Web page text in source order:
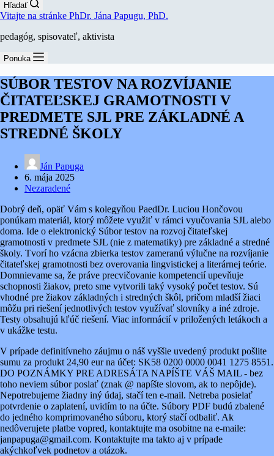
Hľadať
Vitajte na stránke PhDr. Jána Papugu, PhD.
pedagóg, spisovateľ, aktivista
Ponuka
SÚBOR TESTOV NA ROZVÍJANIE
ČITATEĽSKEJ GRAMOTNOSTI V
PREDMETE SJL PRE ZÁKLADNÉ A
STREDNÉ ŠKOLY
Ján Papuga
6. mája 2025
Nezaradené
Dobrý deň, opäť Vám s kolegyňou PaedDr. Luciou Hončovou
ponúkam materiál, ktorý môžete využiť v rámci vyučovania SJL alebo
doma. Ide o elektronický Súbor testov na rozvoj čitateľskej
gramotnosti v predmete SJL (nie z matematiky) pre základné a stredné
školy. Tvorí ho vzácna zbierka testov zameranú výlučne na rozvíjanie
čitateľskej gramotnosti bez overovania lingvistickej a literárnej teórie.
Domnievame sa, že práve precvičovanie kompetencií upevňuje
schopnosti žiakov, preto sme vytvorili taký vysoký počet testov. Sú
vhodné pre žiakov základných i stredných škôl, pričom mladší žiaci
môžu pri riešení jednotlivých testov využívať slovníky a iné zdroje.
Testy obsahujú kľúč riešení. Viac informácií v priložených letákoch a
v ukážke testu.
V prípade definitívneho záujmu o náš vyššie uvedený produkt pošlite
sumu za produkt 24,90 eur na účet: SK58 0200 0000 0041 1275 8551.
DO POZNÁMKY PRE ADRESÁTA NAPÍŠTE VÁŠ MAIL - bez
toho neviem súbor poslať (znak @ napíšte slovom, ak to nepôjde).
Nepotrebujeme žiadny iný údaj, stačí ten e-mail. Netreba posielať
potvrdenie o zaplatení, uvidím to na účte. Súbory PDF budú zbalené
do jedného komprimovaného súboru, ktorý stačí odbaliť. Ak
nedôverujete platbe vopred, kontaktujte ma osobitne na e-maile:
janpapuga@gmail.com. Kontaktujte ma takto aj v prípade
akýchkoľvek podnetov a otázok.